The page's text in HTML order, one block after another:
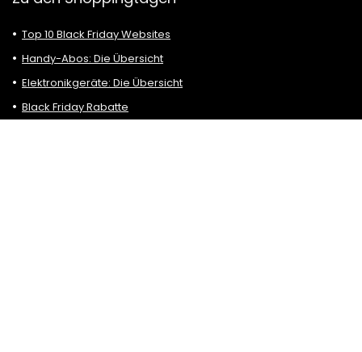
Top 10 Black Friday Websites
Handy-Abos: Die Übersicht
Elektronikgeräte: Die Übersicht
Black Friday Rabatte